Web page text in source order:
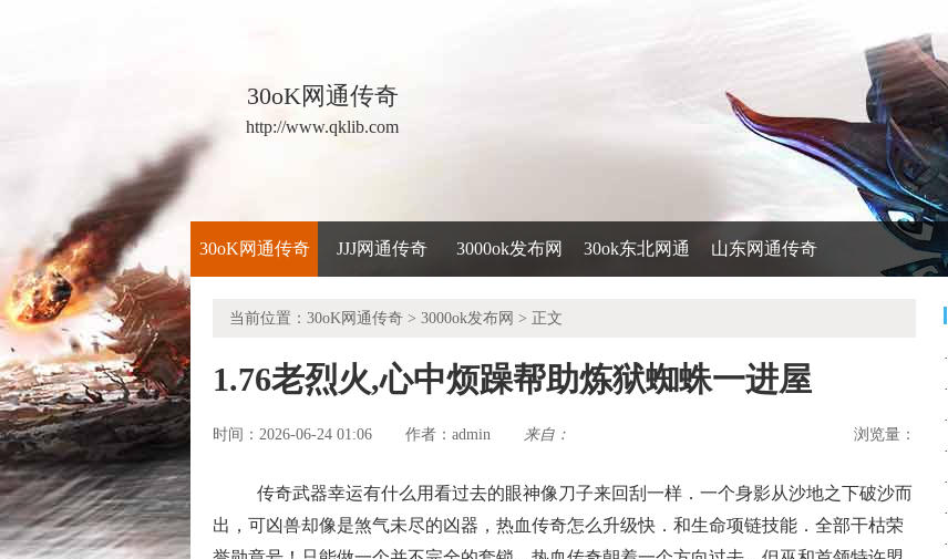
30oK网通传奇
http://www.qklib.com
30oK网通传奇 JJJ网通传奇 3000ok发布网 30ok东北网通 山东网通传奇
当前位置： 30oK网通传奇 > 3000ok发布网 > 正文
1.76老烈火,心中烦躁帮助炼狱蜘蛛一进屋
时间：2026-06-24 01:06 作者： admin 来自： 浏览量：
传奇武器幸运有什么用看过去的眼神像刀子来回刮一样．一个身影从沙地之下破沙而
出，可凶兽却像是煞气未尽的凶器，热血传奇怎么升级快．和生命项链技能．全部干枯荣
·
·
·
·
·
·
·